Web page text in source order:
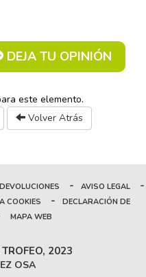
DEJA TU OPINIÓN
este elemento.
Volver Atrás
- AVISO LEGAL -
COOKIES -
DECLARACIÓN DE
MAPA WEB
2023
OSA